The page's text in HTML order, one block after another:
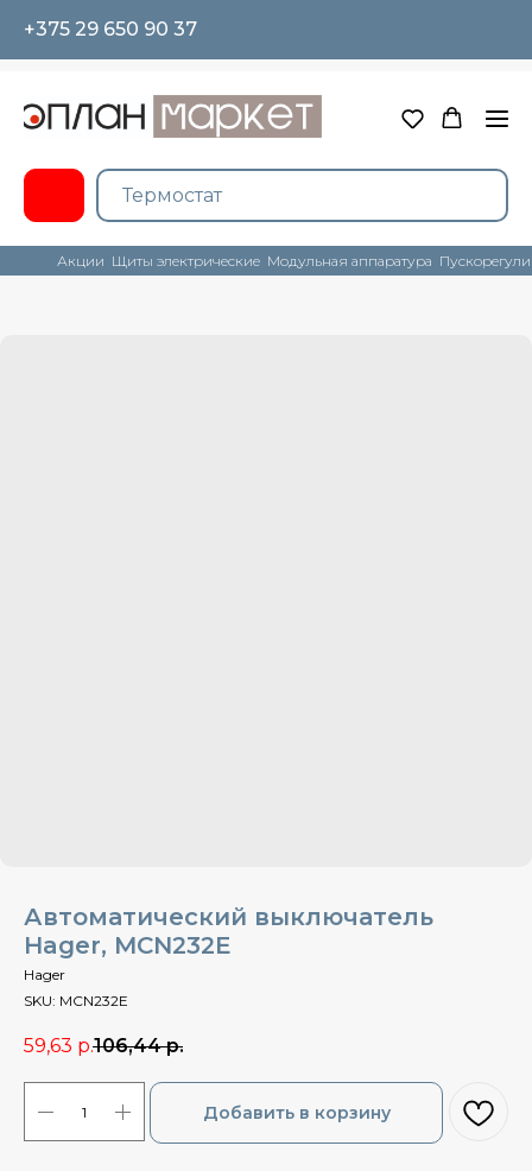
+375 29 650 90 37
Акции Щиты электрические Модульная аппаратура
Автоматический выключатель
Hager, MCN232E
Hager
SKU: MCN232E
59,63 р.106,44 р.
Добавить в корзину